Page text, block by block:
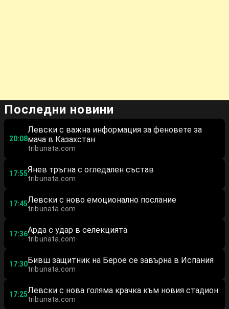
Последни новини
20:08
Левски с важна информация за феновете за
мача в Казахстан
tribunata.com
17:55Янев тръгна с огледален състав
tribunata.com
17:45Левски с ново емоционално послание
tribunata.com
17:36Арда с удар в селекцията
tribunata.com
17:30Бивш защитник на Берое се завърна в Испания
tribunata.com
17:25Левски с нова голяма крачка към новия стадион
tribunata.com